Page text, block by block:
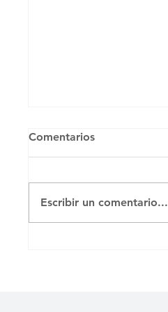
Comentarios
Escribir un comentario...